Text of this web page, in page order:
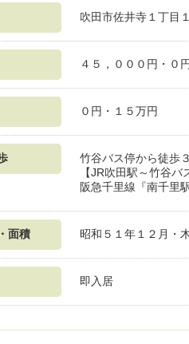
吹田市佐井寺１丁目
４５，０００円・０円
０円・１５万円
竹谷バス停から徒歩
【JR吹田駅～竹谷バ
阪急千里線『南千里
面積 昭和５１年１２月・
即入居